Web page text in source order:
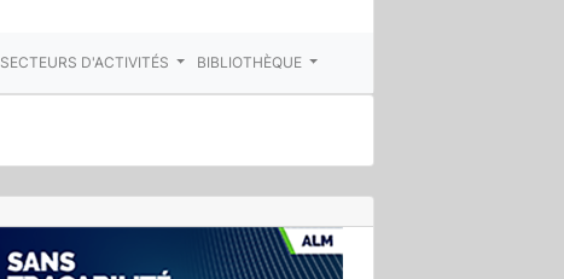
SECTEURS D'ACTIVITÉS BIBLIOTHÈQUE